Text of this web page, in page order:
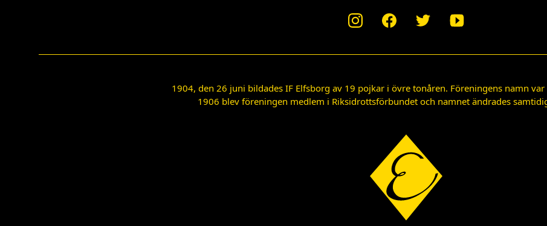
1904, den 26 juni bildades IF Elfsborg av 19 pojkar i övre tonåren. Föreningens namn var
1906 blev föreningen medlem i Riksidrottsförbundet och namnet ändrades